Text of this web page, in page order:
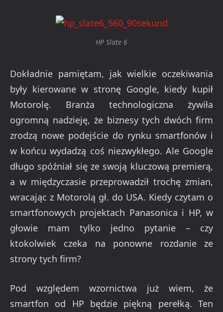
HP Slate 6
Dokładnie pamiętam, jak wielkie oczekiwania
były kierowane w stronę Google, kiedy kupił
Motorolę. Branża technologiczna żywiła
ogromną nadzieję, że biznesy tych dwóch firm
zrodzą nowe podejście do rynku smartfonów i
w końcu wydadzą coś niezwykłego. Ale Google
długo spóźniał się ze swoją kluczową premierą,
a w międzyczasie przeprowadził trochę zmian,
wracając z Motorolą gł. do USA. Kiedy czytam o
smartfonowych projektach Panasonica i HP, w
głowie mam tylko jedno pytanie – czy
ktokolwiek czeka na ponowne rozdanie ze
strony tych firm?
Pod względem wzornictwa już wiem, że
smartfon od HP będzie piękną perełką. Ten